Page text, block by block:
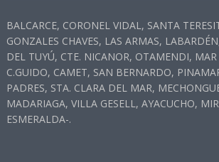
BALCARCE, CORONEL VIDAL, SANTA
GONZALES CHAVES, LAS ARMAS,
DEL TUYÚ, CTE. NICANOR, OTAMENDI, MAR
C.GUIDO, CAMET, SAN BERNARDO,
PADRES, STA. CLARA DEL MAR,
MADARIAGA, VILLA GESELL, AYACUCHO,
ESMERALDA-.